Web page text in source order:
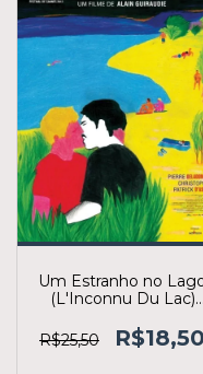
Um Estranho no
(L'Inconnu Du Lac)
R$25,50
R$18,50